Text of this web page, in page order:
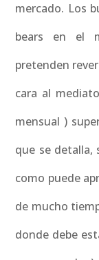
mercado. Los
bears en el
pretenden
cara al
mensual )
que se detalla,
como puede
de mucho
donde debe